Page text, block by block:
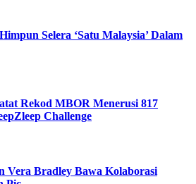
Selera ‘Satu Malaysia’ Dalam
Rekod MBOR Menerusi 817
Challenge
Vera Bradley Bawa Kolaborasi